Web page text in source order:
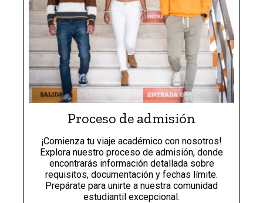
Proceso de admisión
¡Comienza tu viaje académico con nosotros!
Explora nuestro proceso de admisión, donde
encontrarás información detallada sobre
requisitos, documentación y fechas límite.
Prepárate para unirte a nuestra comunidad
estudiantil excepcional.